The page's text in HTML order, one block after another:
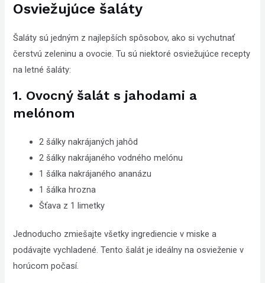
Osviežujúce šaláty
Šaláty sú jedným z najlepších spôsobov, ako si vychutnať
čerstvú zeleninu a ovocie. Tu sú niektoré osviežujúce recepty
na letné šaláty:
1. Ovocný šalát s jahodami a
melónom
2 šálky nakrájaných jahôd
2 šálky nakrájaného vodného melónu
1 šálka nakrájaného ananázu
1 šálka hrozna
Šťava z 1 limetky
Jednoducho zmiešajte všetky ingrediencie v miske a
podávajte vychladené. Tento šalát je ideálny na osvieženie v
horúcom počasí.
ADA
Check
plugin
accessibility.